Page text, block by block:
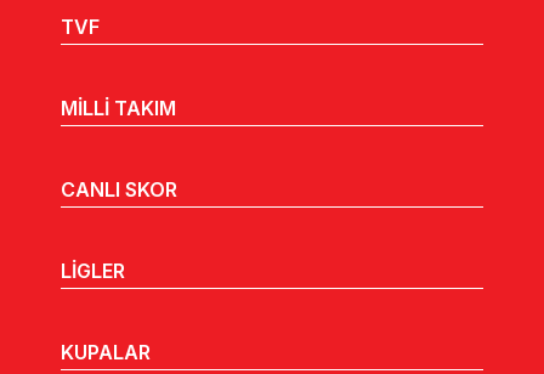
TVF
MİLLİ TAKIM
CANLI SKOR
LİGLER
KUPALAR